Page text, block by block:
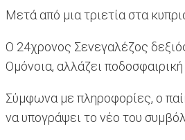
Μετά από μια τριετία στα
Ο 24χρονος Σενεγαλέζος
Ομόνοια, αλλάζει ποδοσφαιρική
Σύμφωνα με πληροφορίες, ο
να υπογράψει το νέο του